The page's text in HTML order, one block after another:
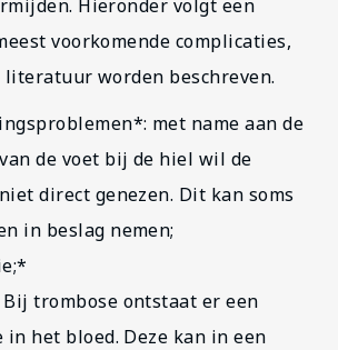
Hieronder volgt een
voorkomende complicaties,
literatuur worden beschreven.
met name aan de
de voet bij de hiel wil de
direct genezen. Dit kan soms
in beslag nemen;
trombose ontstaat er een
in het bloed. Deze kan in een